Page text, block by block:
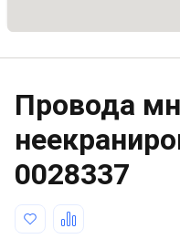
Провода
0028337